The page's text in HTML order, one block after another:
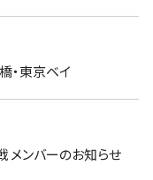
・東京ベイ
メンバーのお知らせ